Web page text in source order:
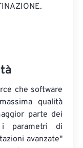
che software
qualità
parte dei
parametri di
avanzate"